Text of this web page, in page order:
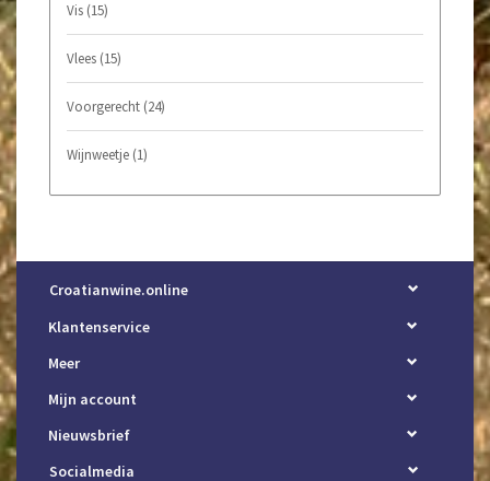
Vis (15)
Vlees (15)
Voorgerecht (24)
Wijnweetje (1)
Croatianwine.online
Klantenservice
Meer
Mijn account
Nieuwsbrief
Socialmedia